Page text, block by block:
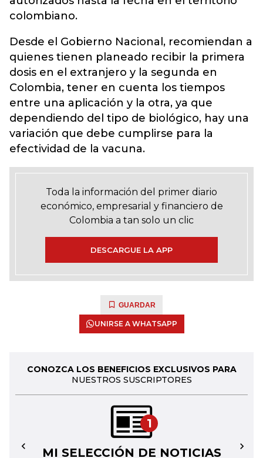
colombiano.
Desde el Gobierno Nacional, recomiendan a
quienes tienen planeado recibir la primera
dosis en el extranjero y la segunda en
Colombia, tener en cuenta los tiempos
entre una aplicación y la otra, ya que
dependiendo del tipo de biológico, hay una
variación que debe cumplirse para la
efectividad de la vacuna.
Toda la información del primer diario
económico, empresarial y financiero de
Colombia a tan solo un clic
DESCARGUE LA APP
GUARDAR
UNIRSE A WHATSAPP
CONOZCA LOS BENEFICIOS EXCLUSIVOS PARA
NUESTROS SUSCRIPTORES
1
MI SELECCIÓN DE NOTICIAS
← →